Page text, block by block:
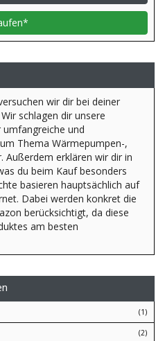
wir dir bei deiner
schlagen dir unsere
und
Thema Wärmepumpen-,
Außerdem erklären wir dir in
du beim Kauf besonders
basieren hauptsächlich auf
Dabei werden konkret die
berücksichtigt, da diese
am besten
(1)
(2)